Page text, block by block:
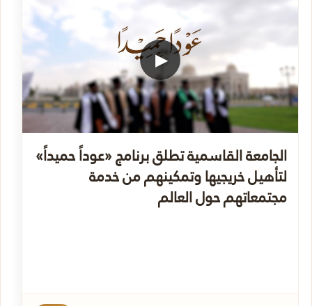
▶
الجامعة القاسمية تطلق برنامج «عوداً حميداً»
لتأهيل خريجيها وتمكينهم من خدمة
مجتمعاتهم حول العالم